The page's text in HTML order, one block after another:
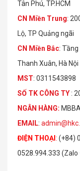
Tân Phú, TP.HCM
CN Miền Trung:
Lộ, TP Quảng ngãi
CN Miền Bắc: Tầng
Thanh Xuân, Hà Nội
MST: 0311543898
SỐ TK CÔ NG TY :
NGÂN HÀNG:
EMAIL:
ĐIỆN THOẠI : (+84)
0528.994.333 (Zalo